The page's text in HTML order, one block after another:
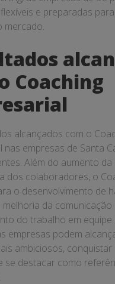
flexíveis e preparadas
mercado.
Coaching
alcançados com o
nas empresas de Santa
Além do aumento
dos colaboradores, o
o desenvolvimento de
melhoria da comunicação
do trabalho em
empresas podem
ambiciosos, conquistar
se destacar como